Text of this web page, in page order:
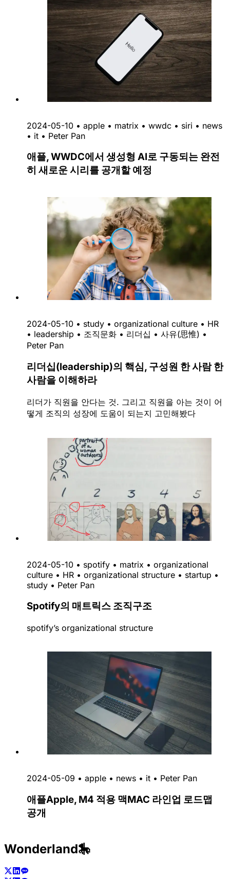
2024-05-10 • apple • matrix • wwdc • siri • news
• it • Peter Pan
애플, WWDC에서 생성형 AI로 구동되는 완전
히 새로운 시리를 공개할 예정
2024-05-10 • study • organizational culture • HR
• leadership • 조직문화 • 리더십 • 사유(思惟) •
Peter Pan
리더십(leadership)의 핵심, 구성원 한 사람 한
사람을 이해하라
리더가 직원을 안다는 것. 그리고 직원을 아는 것이 어
떻게 조직의 성장에 도움이 되는지 고민해봤다
2024-05-10 • spotify • matrix • organizational
culture • HR • organizational structure • startup •
study • Peter Pan
Spotify의 매트릭스 조직구조
spotify’s organizational structure
2024-05-09 • apple • news • it • Peter Pan
애플Apple, M4 적용 맥MAC 라인업 로드맵
공개
Wonderland🎠